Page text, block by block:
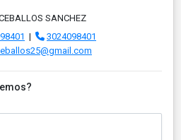
SANCHEZ
|
3024098401